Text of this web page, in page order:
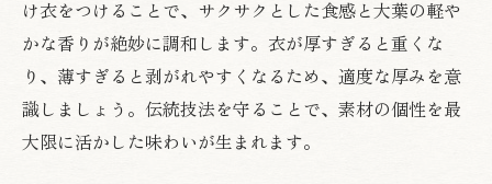
天ぷらを重ねて揚げる際の注意点
大葉天ぷらの見栄えを保つ調理テクニック
片側衣で映える大葉天ぷらの魅力を再発見
天ぷらの片側衣がもたらす美しい見栄え
け衣をつけることで、サクサクとした食感と大葉の軽や
かな香りが絶妙に調和します。衣が厚すぎると重くな
り、薄すぎると剥がれやすくなるため、適度な厚みを意
識しましょう。伝統技法を守ることで、素材の個性を最
大限に活かした味わいが生まれます。